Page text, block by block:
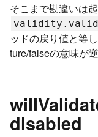
そこまで勘違いは
validity.valid
ッドの戻り値と等
ture/falseの意味が
disabled